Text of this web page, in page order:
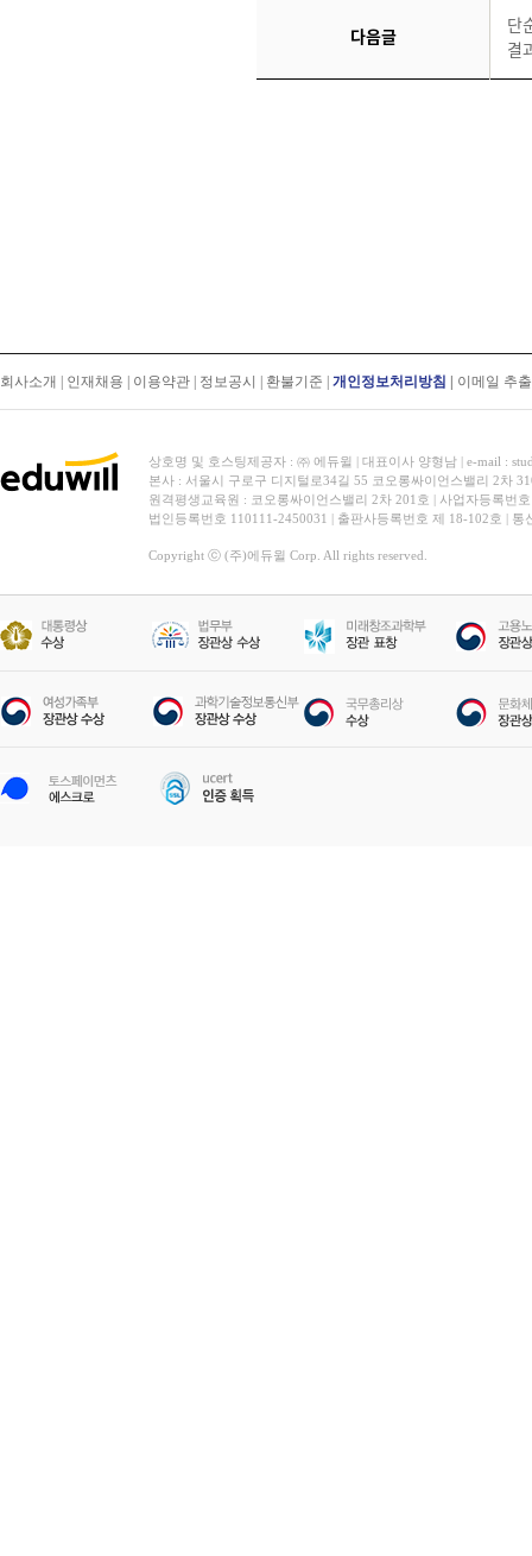
다음글
단
결
회사소개 인재채용 이용약관 정보공시 환불기준 개인정보처리방침 이메일 추
상호명 및 호스팅제공자 : ㈜ 에듀윌 | 대표이사 양형남 | e-mail :
본사 : 서울시 구로구 디지털로34길 55 코오롱싸이언스밸리 2차
원격평생교육원 : 코오롱싸이언스밸리 2차 201호 | 사업자등록번
법인등록번호 110111-2450031 | 출판사등록번호 제 18-102호 |
Copyright ⓒ (주)에듀윌 Corp. All rights reserved.